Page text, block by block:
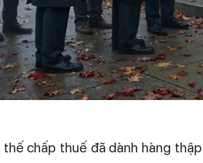
chấp thuế đã dành hàng